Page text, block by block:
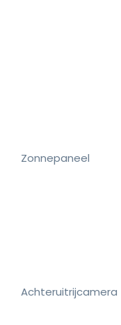
Zonnepaneel
Achteruitrijcamera